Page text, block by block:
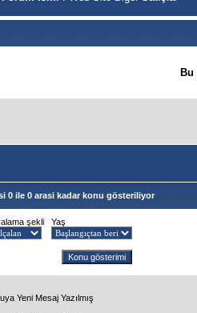
Bu
0 ile 0 arasi kadar konu gösteriliyor
şekli Yaş
Yeni Mesaj Yazılmış